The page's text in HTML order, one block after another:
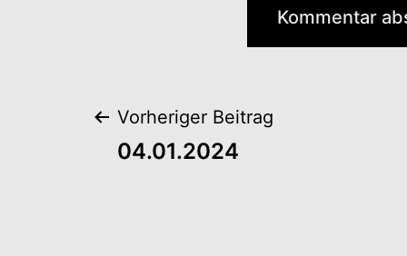
Vorheriger Beitrag
04.01.2024